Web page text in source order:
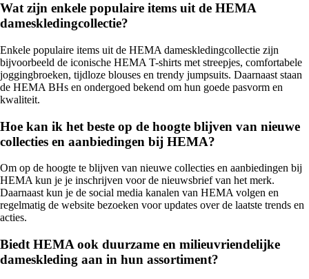
Wat zijn enkele populaire items uit de HEMA
dameskledingcollectie?
Enkele populaire items uit de HEMA dameskledingcollectie zijn
bijvoorbeeld de iconische HEMA T-shirts met streepjes, comfortabele
joggingbroeken, tijdloze blouses en trendy jumpsuits. Daarnaast staan
de HEMA BHs en ondergoed bekend om hun goede pasvorm en
kwaliteit.
Hoe kan ik het beste op de hoogte blijven van nieuwe
collecties en aanbiedingen bij HEMA?
Om op de hoogte te blijven van nieuwe collecties en aanbiedingen bij
HEMA kun je je inschrijven voor de nieuwsbrief van het merk.
Daarnaast kun je de social media kanalen van HEMA volgen en
regelmatig de website bezoeken voor updates over de laatste trends en
acties.
Biedt HEMA ook duurzame en milieuvriendelijke
dameskleding aan in hun assortiment?